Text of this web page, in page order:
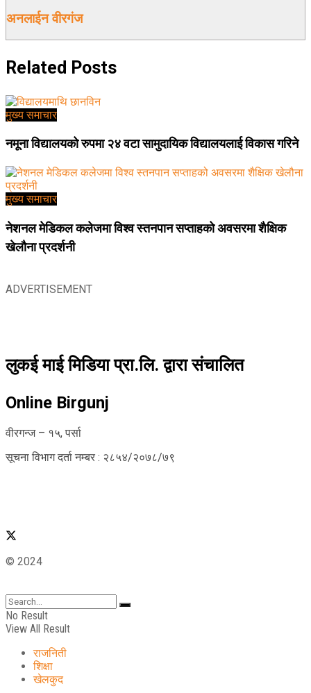
अनलाईन वीरगंज
Related Posts
मुख्य समाचार
नमूना विद्यालयको रुपमा २४ वटा सामुदायिक विद्यालयलाई विकास गरिने
मुख्य समाचार
नेशनल मेडिकल कलेजमा विश्व स्तनपान सप्ताहको अवसरमा शैक्षिक
खेलौना प्रदर्शनी
ADVERTISEMENT
लुकई माई मिडिया प्रा.लि. द्वारा संचालित
Online Birgunj
वीरगन्ज – १५, पर्सा
सूचना विभाग दर्ता नम्बर : २८५४/२०७८/७९
© 2024
No Result
View All Result
राजनिती
शिक्षा
खेलकुद